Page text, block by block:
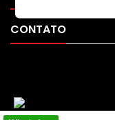
CONTATO